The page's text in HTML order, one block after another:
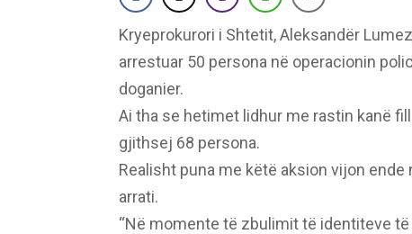
Kryeprokurori i Shtetit, Aleksandër
arrestuar 50 persona në operacionin
doganier.
Ai tha se hetimet lidhur me rastin kanë
gjithsej 68 persona.
Realisht puna me këtë aksion vijon
arrati.
“Në momente të zbulimit të identiteve